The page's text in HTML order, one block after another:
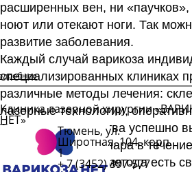
расширенных вен, ни «паучков»,
ноют или отекают ноги. Так
развитие заболевания.
Каждый случай варикоза
специализированных клиниках
различные методы лечения:
лазерные технологии,
Такие вмешательства успешно
в условиях стационара в
Однако у каждого метода есть
Клиника лазерной хирургии
НЕТ»
Тюмень, ул.
Широтная, 104, корп.
1
+ 7 (3452) 397-577